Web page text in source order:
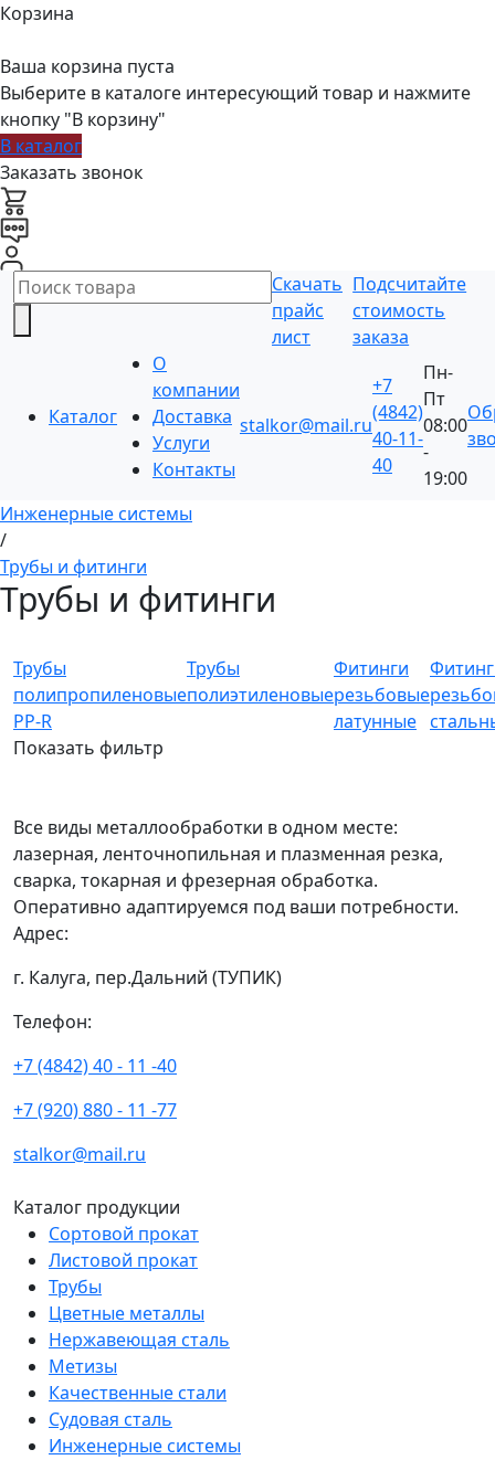
Корзина
Ваша корзина пуста
Выберите в каталоге интересующий товар и нажмите
кнопку "В корзину"
В каталог
Заказать звонок
Скачать
прайс
лист
Подсчитайте
стоимость
заказа
Каталог
О
компании
Доставка
Услуги
Контакты
stalkor@mail.ru
+7
(4842)
40-11-
40
Пн-
Пт
08:00
-
19:00
Инженерные системы
/
Трубы и фитинги
Трубы и фитинги
Трубы
полипропиленовые
PP-R
Трубы
полиэтиленовые
Фитинги
резьбовые
латунные
Показать фильтр
Все виды металлообработки в одном месте:
лазерная, ленточнопильная и плазменная резка,
сварка, токарная и фрезерная обработка.
Оперативно адаптируемся под ваши потребности.
Адрес:
г. Калуга, пер.Дальний (ТУПИК)
Телефон:
+7 (4842) 40 - 11 -40
+7 (920) 880 - 11 -77
stalkor@mail.ru
Каталог продукции
Сортовой прокат
Листовой прокат
Трубы
Цветные металлы
Нержавеющая сталь
Метизы
Качественные стали
Судовая сталь
Инженерные системы